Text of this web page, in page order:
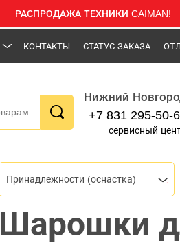
РАСПРОДАЖА ТЕХНИКИ CAIMAN!
КОНТАКТЫ СТАТУС ЗАКАЗА
Нижний
+7 831 295-50-
сервисный
Принадлежности (оснастка)
Шарошки